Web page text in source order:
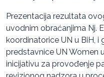
Prezentacija rezultata
uvodnim obraćanjima Nj.
koordinatorice UN u BiH, i
predstavnice UN Women
inicijativu za provođenje